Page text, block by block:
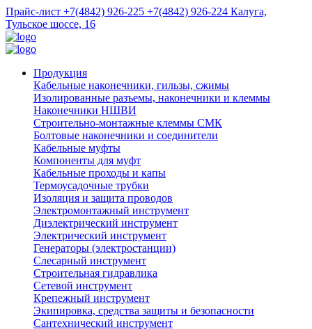
Прайс-лист +7(4842) 926-225 +7(4842) 926-224 Калуга,
Тульское шоссе, 16
Продукция
Кабельные наконечники, гильзы, сжимы
Изолированные разъемы, наконечники и клеммы
Наконечники НШВИ
Строительно-монтажные клеммы СМК
Болтовые наконечники и соединители
Кабельные муфты
Компоненты для муфт
Кабельные проходы и капы
Термоусадочные трубки
Изоляция и защита проводов
Электромонтажный инструмент
Диэлектрический инструмент
Электрический инструмент
Генераторы (электростанции)
Слесарный инструмент
Строительная гидравлика
Сетевой инструмент
Крепежный инструмент
Экипировка, средства защиты и безопасности
Сантехнический инструмент